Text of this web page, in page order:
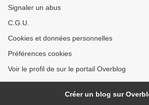
Signaler un abus
C.G.U.
Cookies et données personnelles
Préférences cookies
Voir le profil de sur le portail Overblog
Créer un blog sur